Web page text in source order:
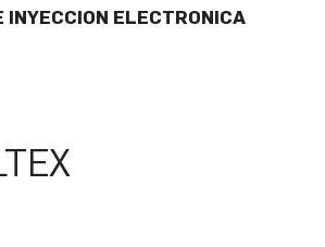
INYECCION ELECTRONICA